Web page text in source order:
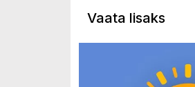
Vaata lisaks